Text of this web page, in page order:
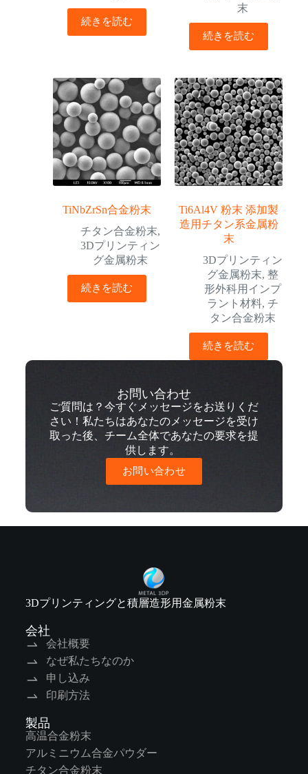
続きを読む
末
続きを読む
TiNbZrSn合金粉末
チタン合金粉末,
3Dプリンティン
グ金属粉末
続きを読む
Ti6Al4V 粉末 添加製
造用チタン系金属粉
末
3Dプリンティン
グ金属粉末, 整
形外科用インプ
ラント材料, チ
タン合金粉末
続きを読む
お問い合わせ
ご質問は？今すぐメッセージをお送りくだ
さい！私たちはあなたのメッセージを受け
取った後、チーム全体であなたの要求を提
供します。
お問い合わせ
3Dプリンティングと積層造形用金属粉末
会社
会社概要
なぜ私たちなのか
申し込み
印刷方法
製品
高温合金粉末
アルミニウム合金パウダー
チタン合金粉末